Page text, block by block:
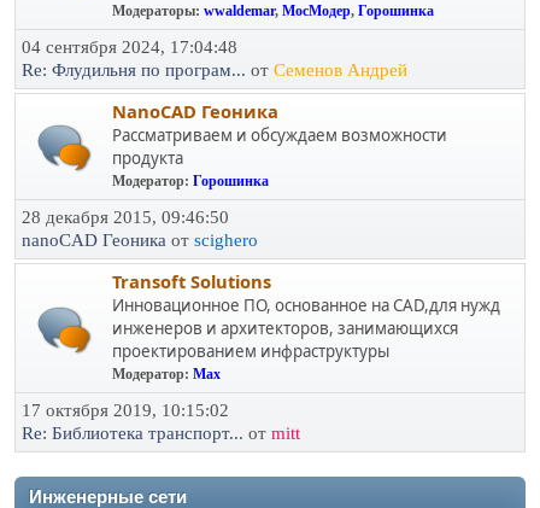
Модераторы: wwaldemar, МосМодер, Горошинка
04 сентября 2024, 17:04:48
Re: Флудильня по програм... от Семенов Андрей
NanoCAD Геоника
Рассматриваем и обсуждаем возможности
продукта
Модератор: Горошинка
28 декабря 2015, 09:46:50
nanoCAD Геоника от scighero
Transoft Solutions
Инновационное ПО, основанное на CAD,для нужд
инженеров и архитекторов, занимающихся
проектированием инфраструктуры
Модератор: Max
17 октября 2019, 10:15:02
Re: Библиотека транспорт... от mitt
Инженерные сети